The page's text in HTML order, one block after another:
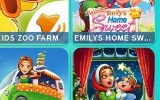
ZOO FARM EMILYS HOME SWEET HOME